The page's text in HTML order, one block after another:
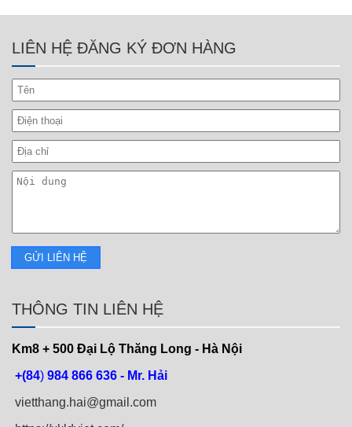
LIÊN HỆ ĐĂNG KÝ ĐƠN HÀNG
THÔNG TIN LIÊN HỆ
Km8 + 500 Đại Lộ Thăng Long - Hà Nội
+(84) 984 866 636 - Mr. Hải
vietthang.hai@gmail.com